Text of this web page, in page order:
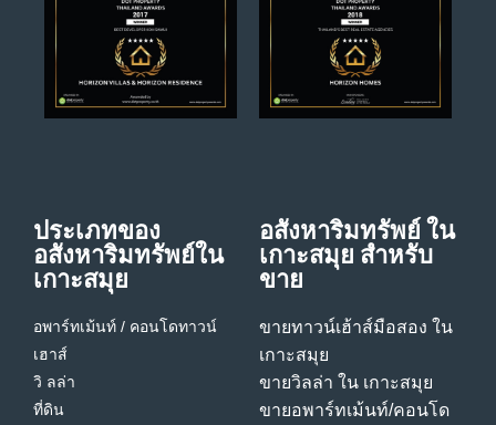
ประเภทของ
อสังหาริมทรัพย์ใน
เกาะสมุย
อพาร์ทเม้นท์ / คอนโดทาวน์
เฮาส์
วิ ลล่า
ที่ดิน
อสังหาริมทรัพย์ ใน
เกาะสมุย สําหรับ
ขาย
ขายทาวน์เฮ้าส์มือสอง ใน
เกาะสมุย
ขายวิลล่า ใน เกาะสมุย
ขายอพาร์ทเม้นท์/คอนโด